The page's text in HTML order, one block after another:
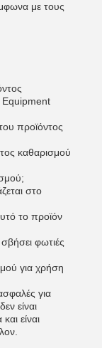
με τους
Equipment
προϊόντος
καθαρισμού
στο
το προϊόν
φωτιές
για χρήση
για
είναι
είναι